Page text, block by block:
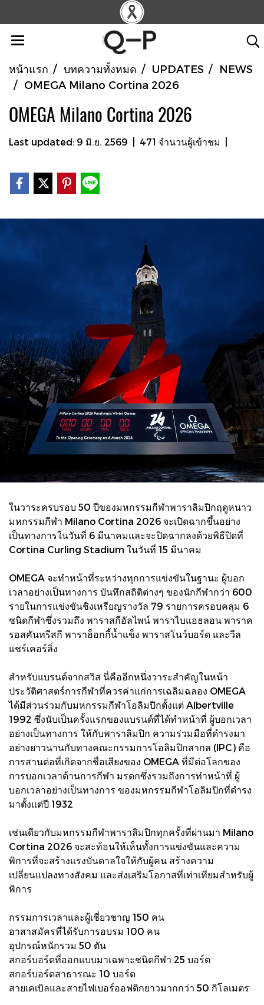
หน้าแรก บทความทั้งหมด UPDATES
NEWS
OMEGA Milano Cortina 2026
OMEGA Milano Cortina 2026
Last updated: 9 มิ.ย. 2569 471 จำนวนผู้เข้าชม
ในวาระครบรอบ 50 ปีของมหกรรมกีฬาพาราลิมปิกฤดูหนาว
มหกรรมกีฬา Milano Cortina 2026 จะเปิดฉากขึ้นอย่าง
เป็นทางการในวันที่ 6 มีนาคมและจะปิดฉากลงด้วยพิธีปิดที่
Cortina Curling Stadium ในวันที่ 15 มีนาคม
OMEGA จะทำหน้าที่ระหว่างทุกการแข่งขันในฐานะ ผู้บอก
เวลาอย่างเป็นทางการ บันทึกสถิติต่างๆ ของนักกีฬากว่า 600
รายในการแข่งขันชิงเหรียญรางวัล 79 รายการครอบคลุม 6
ชนิดกีฬาซึ่งรวมถึง พาราสกีอัลไพน์ พาราไบแอธลอน พาราค
รอสคันทรีสกี พาราฮ็อกกี้น้ำแข็ง พาราสโนว์บอร์ด และวีล
แชร์เคอร์ลิ่ง
สำหรับแบรนด์จากสวิส นี่คืออีกหนึ่งวาระสำคัญในหน้า
ประวัติศาสตร์การกีฬาที่ควรค่าแก่การเฉลิมฉลอง OMEGA
ได้มีส่วนร่วมกับมหกรรมกีฬาโอลิมปิกตั้งแต่ Albertville
1992 ซึ่งนับเป็นครั้งแรกของแบรนด์ที่ได้ทำหน้าที่ ผู้บอกเวลา
อย่างเป็นทางการ ให้กับพาราลิมปิก ความร่วมมือที่ดำรงมา
อย่างยาวนานกับทางคณะกรรมการโอลิมปิกสากล (IPC) คือ
การสานต่อที่เกิดจากชื่อเสียงของ OMEGA ที่มีต่อโลกของ
การบอกเวลาด้านการกีฬา มรดกซึ่งรวมถึงการทำหน้าที่ ผู้
บอกเวลาอย่างเป็นทางการ ของมหกรรมกีฬาโอลิมปิกที่ดำรง
มาตั้งแต่ปี 1932
เช่นเดียวกับมหกรรมกีฬาพาราลิมปิกทุกครั้งที่ผ่านมา Milano
Cortina 2026 จะสะท้อนให้เห็นทั้งการแข่งขันและความ
พิการที่จะสร้างแรงบันดาลใจให้กับผู้คน สร้างความ
เปลี่ยนแปลงทางสังคม และส่งเสริมโอกาสที่เท่าเทียมสำหรับผู้
พิการ
กรรมการเวลาและผู้เชี่ยวชาญ 150 คน
อาสาสมัครที่ได้รับการอบรม 100 คน
อุปกรณ์หนักรวม 50 ตัน
สกอร์บอร์ดที่ออกแบบมาเฉพาะชนิดกีฬา 25 บอร์ด
สกอร์บอร์ดสาธารณะ 10 บอร์ด
สายเคเบิลและสายไฟเบอร์ออฟติกยาวมากกว่า 50 กิโลเมตร